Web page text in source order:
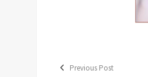
Previous Post